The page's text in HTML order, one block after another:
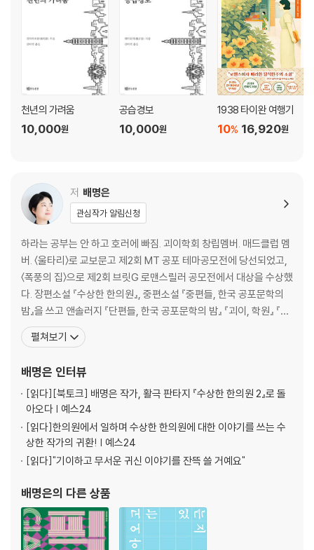
천년의 가려움
10,000원
공습경보
10,000원
1938 타이완 여행기
16,920원
10%
저 배명은
관심작가 알림신청
하라는 공부는 안 하고 호러에 빠짐. 괴이학회 창립멤버. 매드클럽 멤
버. 〈울타리〉로 교보문고 제2회 MT 공포 테마공모전에 당선되었고,
〈폭풍의 집〉으로 제2회 브릿G 로맨스릴러 공모전에서 대상을 수상했
다. 장편소설 『수상한 한의원』, 중편소설 『중편들, 한국 공포문학의
밤』을 쓰고 앤솔러지 『단편들, 한국 공포문학의 밤』 『괴이, 학원』 『귀
신이 오는 밤』 『우리가 다른 귀신을 불러오나니』 『앨리스 앤솔로지:
이상한 나라 이야기』 『요괴사설』 등에 참여했다. 2019년 서울시나리
다”라며 직업을 물으셨고,
펼쳐보기
배명은 인터뷰
[읽다][북토크] 배명은 작가, 활극 판타지 『수상한 한의원 2』로 돌
아오다 | 예스24
[읽다]한의원에서 일하며 수상한 한의원에 대한 이야기를 쓰는 수
상한 작가의 귀환! | 예스24
[읽다]"기이하고 무서운 귀신 이야기를 잔뜩 쓸 거예요"
배명은의 다른 상품